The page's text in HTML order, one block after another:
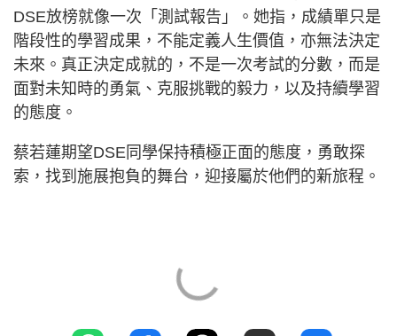
DSE放榜就像一次「測試報告」。她指，成績單只是
階段性的學習成果，不能定義人生價值，亦無法決定
未來。真正決定成就的，不是一次考試的分數，而是
面對未知時的勇氣、克服挑戰的毅力，以及持續學習
的態度。
蔡若蓮期望DSE同學保持積極正面的態度，勇敢探
索，找到施展抱負的舞台，迎接屬於他們的新旅程。